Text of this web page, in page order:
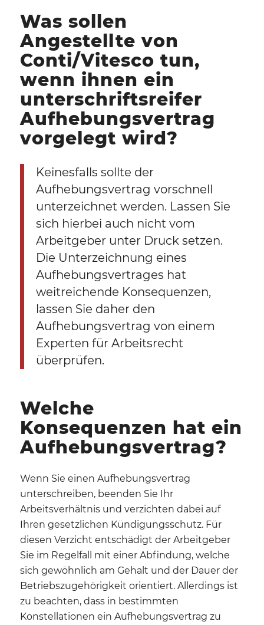
Was sollen
Angestellte von
Conti/Vitesco tun,
wenn ihnen ein
unterschriftsreifer
Aufhebungsvertrag
vorgelegt wird?
Keinesfalls sollte der
Aufhebungsvertrag vorschnell
unterzeichnet werden. Lassen Sie
sich hierbei auch nicht vom
Arbeitgeber unter Druck setzen.
Die Unterzeichnung eines
Aufhebungsvertrages hat
weitreichende Konsequenzen,
lassen Sie daher den
Aufhebungsvertrag von einem
Experten für Arbeitsrecht
überprüfen.
Welche
Konsequenzen hat ein
Aufhebungsvertrag?
Wenn Sie einen Aufhebungsvertrag
unterschreiben, beenden Sie Ihr
Arbeitsverhältnis und verzichten dabei auf
Ihren gesetzlichen Kündigungsschutz. Für
diesen Verzicht entschädigt der Arbeitgeber
Sie im Regelfall mit einer Abfindung, welche
sich gewöhnlich am Gehalt und der Dauer der
Betriebszugehörigkeit orientiert. Allerdings ist
zu beachten, dass in bestimmten
Konstellationen ein Aufhebungsvertrag zu